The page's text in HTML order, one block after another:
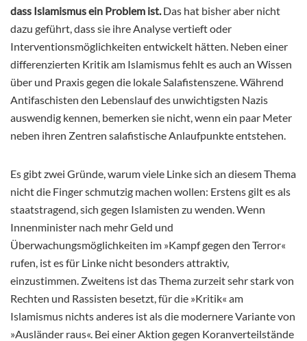
dass Islamismus ein Problem ist.Das hat bisher aber nicht
dazu geführt, dass sie ihre Analyse vertieft oder
Interventionsmöglichkeiten entwickelt hätten. Neben einer
differenzierten Kritik am Islamismus fehlt es auch an Wissen
über und Praxis gegen die lokale Salafistenszene. Während
Antifaschisten den Lebenslauf des unwichtigsten Nazis
auswendig kennen, bemerken sie nicht, wenn ein paar Meter
neben ihren Zentren salafistische Anlaufpunkte entstehen.
Es gibt zwei Gründe, warum viele Linke sich an diesem Thema
nicht die Finger schmutzig machen wollen: Erstens gilt es als
staatstragend, sich gegen Islamisten zu wenden. Wenn
Innenminister nach mehr Geld und
Überwachungsmöglichkeiten im »Kampf gegen den Terror«
rufen, ist es für Linke nicht besonders attraktiv,
einzustimmen. Zweitens ist das Thema zurzeit sehr stark von
Rechten und Rassisten besetzt, für die »Kritik« am
Islamismus nichts anderes ist als die modernere Variante von
»Ausländer raus«. Bei einer Aktion gegen Koranverteilstände